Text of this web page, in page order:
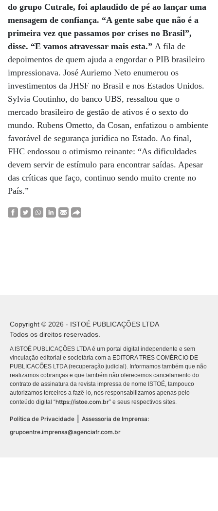
do grupo Cutrale, foi aplaudido de pé ao lançar uma
mensagem de confiança. “A gente sabe que não é a
primeira vez que passamos por crises no Brasil”,
disse. “E vamos atravessar mais esta.” A fila de
depoimentos de quem ajuda a engordar o PIB brasileiro
impressionava. José Auriemo Neto enumerou os
investimentos da JHSF no Brasil e nos Estados Unidos.
Sylvia Coutinho, do banco UBS, ressaltou que o
mercado brasileiro de gestão de ativos é o sexto do
mundo. Rubens Ometto, da Cosan, enfatizou o ambiente
favorável de segurança jurídica no Estado. Ao final,
FHC endossou o otimismo reinante: “As dificuldades
devem servir de estímulo para encontrar saídas. Apesar
das críticas que faço, continuo sendo muito crente no
País.”
Copyright © 2026 - ISTOÉ PUBLICAÇÕES LTDA
Todos os direitos reservados.
A ISTOÉ PUBLICAÇÕES LTDA é um portal digital independente e sem
vinculação editorial e societária com a EDITORA TRES COMÉRCIO DE
PUBLICACÕES LTDA (recuperação judicial). Informamos também que não
realizamos cobranças e que também não oferecemos cancelamento do
contrato de assinatura da revista impressa de nome ISTOÉ, tampouco
autorizamos terceiros a fazê-lo, nos responsabilizamos apenas pelo
conteúdo digital “https://istoe.com.br” e seus respectivos sites.
Política de Privacidade
Assessoria de Imprensa:
grupoentre.imprensa@agenciafr.com.br